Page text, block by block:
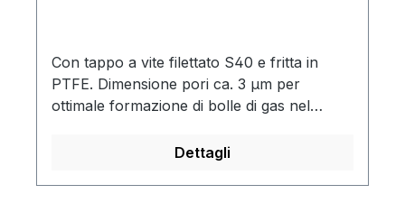
Con tappo a vite filettato S40 e fritta in
PTFE. Dimensione pori ca. 3 µm per
ottimale formazione di bolle di gas nel
fluorocarbonica di alta qualità, sono
Dettagli